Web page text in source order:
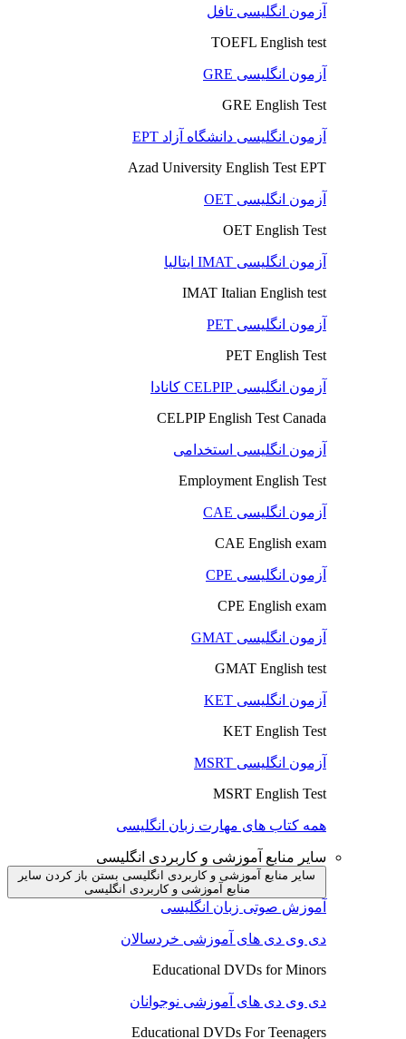
آزمون انگلیسی تافل
TOEFL English test
آزمون انگلیسی GRE
GRE English Test
آزمون انگلیسی دانشگاه آزاد EPT
Azad University English Test EPT
آزمون انگلیسی OET
OET English Test
آزمون انگلیسی IMAT ایتالیا
IMAT Italian English test
آزمون انگلیسی PET
PET English Test
آزمون انگلیسی CELPIP کانادا
CELPIP English Test Canada
آزمون انگلیسی استخدامی
Employment English Test
آزمون انگلیسی CAE
CAE English exam
آزمون انگلیسی CPE
CPE English exam
آزمون انگلیسی GMAT
GMAT English test
آزمون انگلیسی KET
KET English Test
آزمون انگلیسی MSRT
MSRT English Test
همه کتاب های مهارت زبان انگلیسی
سایر منابع آموزشی و کاربردی انگلیسی
سایر منابع آموزشی و کاربردی انگلیسی بستن باز کردن سایر
منابع آموزشی و کاربردی انگلیسی
آموزش صوتی زبان انگلیسی
دی وی دی های آموزشی خردسالان
Educational DVDs for Minors
دی وی دی های آموزشی نوجوانان
Educational DVDs For Teenagers